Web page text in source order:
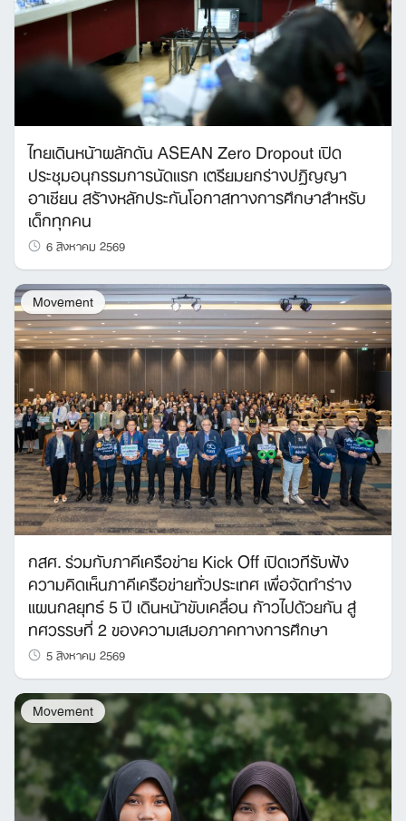
ไทยเดินหน้าผลักดัน ASEAN Zero Dropout เปิด
ประชุมอนุกรรมการนัดแรก เตรียมยกร่างปฏิญญา
อาเซียน สร้างหลักประกันโอกาสทางการศึกษาสำหรับ
เด็กทุกคน
6 สิงหาคม 2569
Movement
กสศ. ร่วมกับภาคีเครือข่าย Kick Off เปิดเวทีรับฟัง
ความคิดเห็นภาคีเครือข่ายทั่วประเทศ เพื่อจัดทำร่าง
แผนกลยุทธ์ 5 ปี เดินหน้าขับเคลื่อน ก้าวไปด้วยกัน สู่
ทศวรรษที่ 2 ของความเสมอภาคทางการศึกษา
5 สิงหาคม 2569
Movement